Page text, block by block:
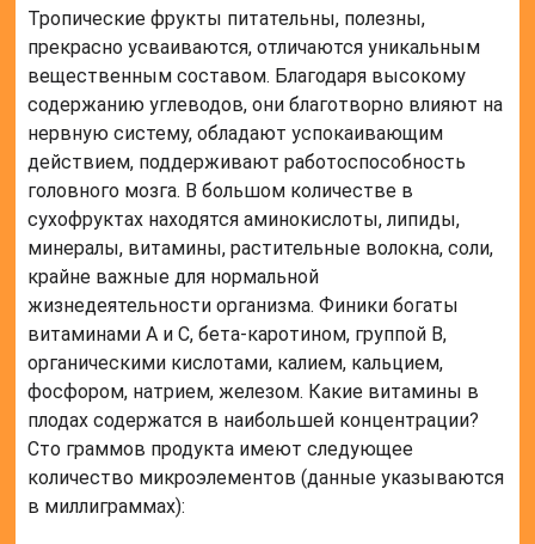
Тропические фрукты питательны, полезны,
прекрасно усваиваются, отличаются уникальным
вещественным составом. Благодаря высокому
содержанию углеводов, они благотворно влияют на
нервную систему, обладают успокаивающим
действием, поддерживают работоспособность
головного мозга. В большом количестве в
сухофруктах находятся аминокислоты, липиды,
минералы, витамины, растительные волокна, соли,
крайне важные для нормальной
жизнедеятельности организма. Финики богаты
витаминами A и C, бета-каротином, группой B,
органическими кислотами, калием, кальцием,
фосфором, натрием, железом. Какие витамины в
плодах содержатся в наибольшей концентрации?
Сто граммов продукта имеют следующее
количество микроэлементов (данные указываются
в миллиграммах):